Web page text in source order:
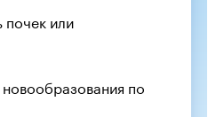
почек или
по